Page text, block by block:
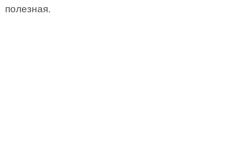
полезная.